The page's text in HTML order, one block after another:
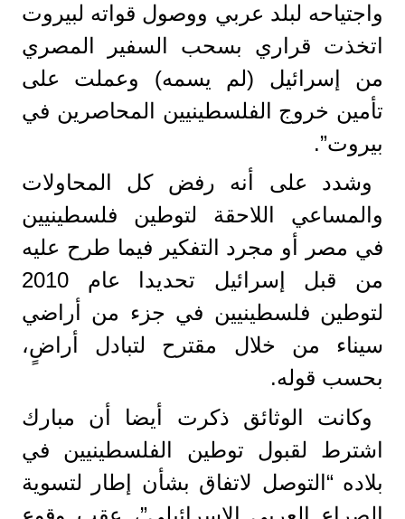
واجتياحه لبلد عربي ووصول قواته لبيروت
اتخذت قراري بسحب السفير المصري
من إسرائيل (لم يسمه) وعملت على
تأمين خروج الفلسطينيين المحاصرين في
بيروت”.
وشدد على أنه رفض كل المحاولات
والمساعي اللاحقة لتوطين فلسطينيين
في مصر أو مجرد التفكير فيما طرح عليه
من قبل إسرائيل تحديدا عام 2010
لتوطين فلسطينيين في جزء من أراضي
سيناء من خلال مقترح لتبادل أراضٍ،
بحسب قوله.
وكانت الوثائق ذكرت أيضا أن مبارك
اشترط لقبول توطين الفلسطينيين في
بلاده “التوصل لاتفاق بشأن إطار لتسوية